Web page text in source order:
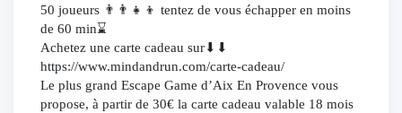
50 joueurs 👨‍👨‍👧‍👦 tentez de vous échapper en moins
de 60 min⌛️
Achetez une carte cadeau sur⬇⬇
https://www.mindandrun.com/carte-cadeau/
Le plus grand Escape Game d’Aix En Provence vous
propose, à partir de 30€ la carte cadeau valable 18 mois